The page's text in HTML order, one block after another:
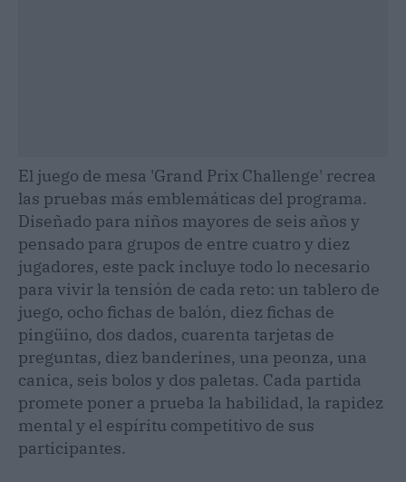
El juego de mesa 'Grand Prix Challenge' recrea
las pruebas más emblemáticas del programa.
Diseñado para niños mayores de seis años y
pensado para grupos de entre cuatro y diez
jugadores, este pack incluye todo lo necesario
para vivir la tensión de cada reto: un tablero de
juego, ocho fichas de balón, diez fichas de
pingüino, dos dados, cuarenta tarjetas de
preguntas, diez banderines, una peonza, una
canica, seis bolos y dos paletas. Cada partida
promete poner a prueba la habilidad, la rapidez
mental y el espíritu competitivo de sus
participantes.